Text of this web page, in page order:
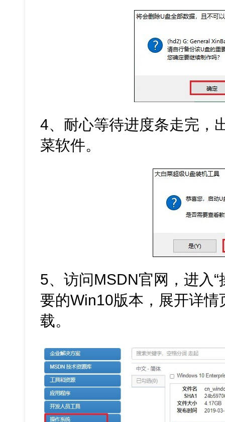
4、耐心等待进度条走完，
菜软件。
5、访问MSDN官网，进入
要的Win10版本，展开详
载。